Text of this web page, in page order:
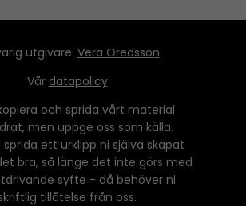
utgivare: Vera Oredsson
Vår datapolicy
och sprida vårt material
men uppge oss som källa.
sprida ett urklipp ni själva skapat
bra, så länge det inte görs med
syfte - då behöver ni
tillåtelse från oss.